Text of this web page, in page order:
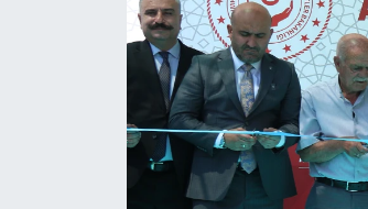
MAGAZİN
ESKİŞEHİRSPOR